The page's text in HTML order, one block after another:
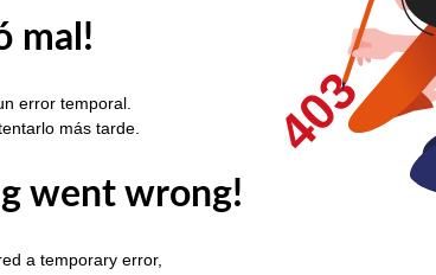
mal!
error temporal.
más tarde.
went wrong!
a temporary error,
403